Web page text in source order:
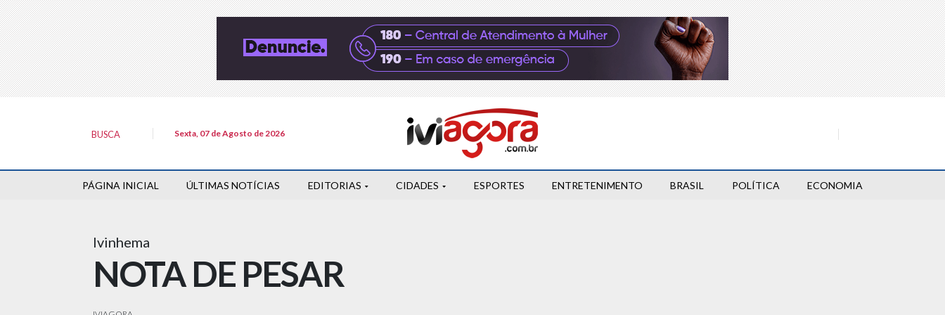
BUSCA Sexta, 07 de Agosto de 2026
PÁGINA INICIAL ÚLTIMAS NOTÍCIAS EDITORIAS CIDADES ESPORTES ENTRETENIMENTO BRASIL POLÍTICA ECONOMIA
Ivinhema
NOTA DE PESAR